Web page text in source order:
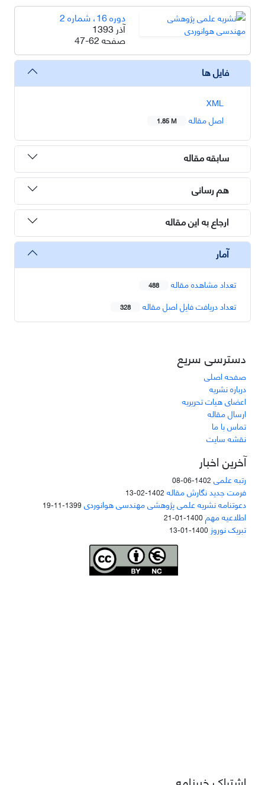
دوره 16، شماره 2
آذر 1393
صفحه47-62
فایل ها
XML
اصل مقاله
1.85 M
سابقه مقاله
هم رسانی
ارجاع به این مقاله
آمار
تعداد مشاهده مقاله 488
تعداد دریافت فایل اصل مقاله 328
دسترسی سریع
صفحه اصلی
درباره نشریه
اعضای هیات تحریریه
ارسال مقاله
تماس با ما
نقشه سایت
آخرین اخبار
رتبه علمی 1402-06-08
فرمت جدید نگارش مقاله 1402-02-13
دعوتنامه نشریه علمی پژوهشی مهندسی هوانوردی1399-11-19
اطلاعیه مهم1400-01-21
تبریک نوروز 1400-01-13